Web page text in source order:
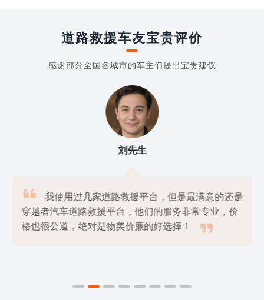
道路救援车友宝贵评价
感谢部分全国各城市的车主们提出宝贵建议
刘先生

我使用过几家道路救援平台，但是最满意的还是
穿越者汽车道路救援平台，他们的服务非常专业，价
格也很公道，绝对是物美价廉的好选择！
